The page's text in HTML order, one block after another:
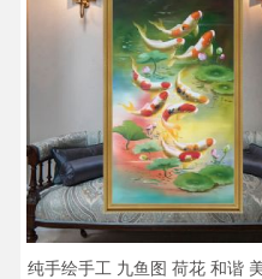
纯手绘手工 九鱼图 荷花 和谐